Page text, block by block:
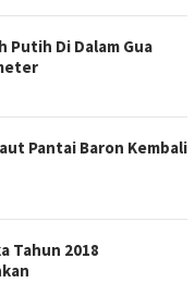
Putih Di Dalam Gua
Pantai Baron Kembali
Tahun 2018